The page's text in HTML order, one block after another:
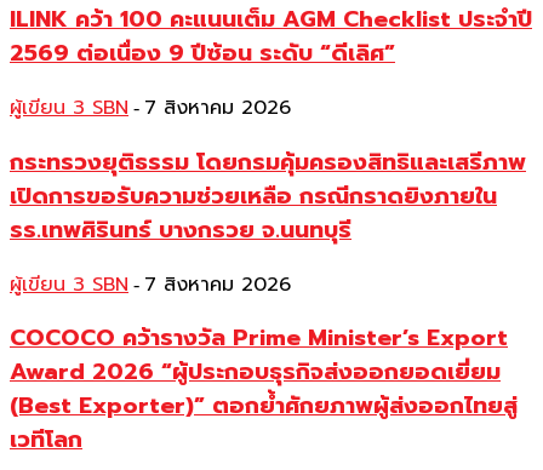
ILINK คว้า 100 คะแนนเต็ม AGM Checklist ประจำปี
2569 ต่อเนื่อง 9 ปีซ้อน ระดับ “ดีเลิศ”
ผู้เขียน 3 SBN - 7 สิงหาคม 2026
กระทรวงยุติธรรม โดยกรมคุ้มครองสิทธิและเสรีภาพ
เปิดการขอรับความช่วยเหลือ กรณีกราดยิงภายใน
รร.เทพศิรินทร์ บางกรวย จ.นนทบุรี
ผู้เขียน 3 SBN - 7 สิงหาคม 2026
COCOCO คว้ารางวัล Prime Minister’s Export
Award 2026 “ผู้ประกอบธุรกิจส่งออกยอดเยี่ยม
(Best Exporter)” ตอกย้ำศักยภาพผู้ส่งออกไทยสู่
เวทีโลก